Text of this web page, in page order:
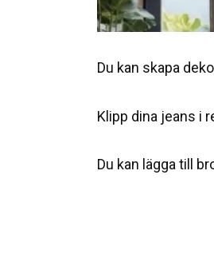
Du kan skapa
Klipp dina jeans i
Du kan lägga till